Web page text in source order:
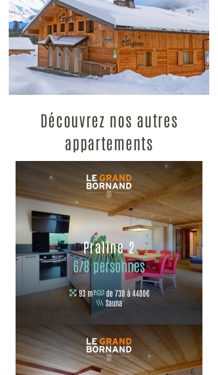
Découvrez nos autres
appartements
Praline 2
6/8 personnes
93 m²
de 730 à 4400€
Sauna